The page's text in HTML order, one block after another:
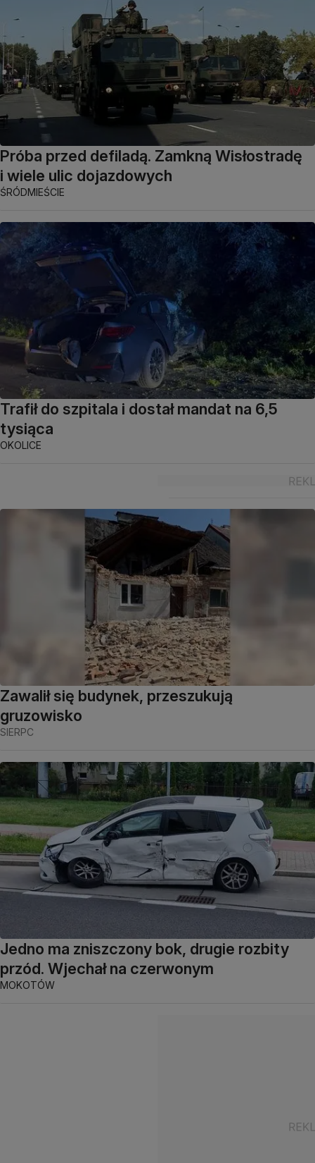
Próba przed defiladą. Zamkną Wisłostradę
i wiele ulic dojazdowych
ŚRÓDMIEŚCIE
Trafił do szpitala i dostał mandat na 6,5
tysiąca
OKOLICE
Zawalił się budynek, przeszukują
gruzowisko
SIERPC
Jedno ma zniszczony bok, drugie rozbity
przód. Wjechał na czerwonym
MOKOTÓW